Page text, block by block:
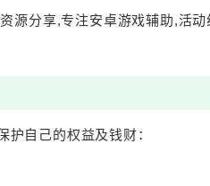
源分享,专注安卓游戏辅助,活
自己的权益及钱财：